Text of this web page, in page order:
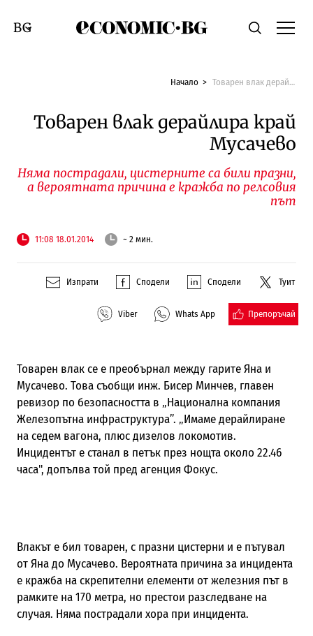
Economic.bgТърсене
Смяна на език
Начало Товарен влак дерайлира край Мусачево
Товарен влак дерайлира край
Мусачево
Няма пострадали, цистерните са били празни,
а вероятната причина е кражба по релсовия
път
11:08 18.01.2014 ~ 2 мин.
Изпрати Сподели Сподели Туит
Viber Whats App Препоръчай
Товарен влак се е преобърнал между гарите Яна и
Мусачево. Това съобщи инж. Бисер Минчев, главен
ревизор по безопасността в „Национална компания
Железопътна инфраструктура”. „Имаме дерайлиране
на седем вагона, плюс дизелов локомотив.
Инцидентът е станал в петък през нощта около 22.46
часа", допълва той пред агенция Фокус.
Влакът е бил товарен, с празни цистерни и е пътувал
от Яна до Мусачево. Вероятната причина за инцидента
е кражба на скрепителни елементи от железния път в
рамките на 170 метра, но престои разследване на
случая. Няма пострадали хора при инцидента.